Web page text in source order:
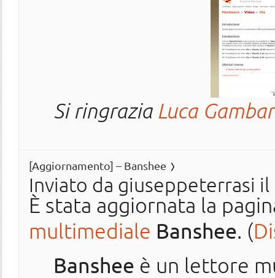
Si ringrazia Luca
[Aggiornamento] – Banshee
Inviato da giuseppeterrasi il
È stata aggiornata la
multimediale Banshee. (
Banshee è un lettore